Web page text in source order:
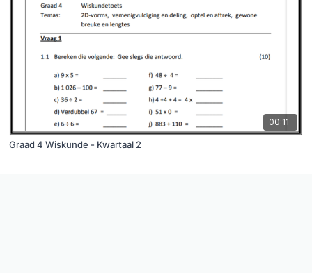
00:11
Graad 4 Wiskunde - Kwartaal 2